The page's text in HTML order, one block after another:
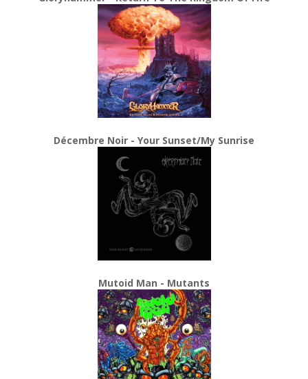
Décembre Noir - Your Sunset/My Sunrise
Mutoid Man - Mutants